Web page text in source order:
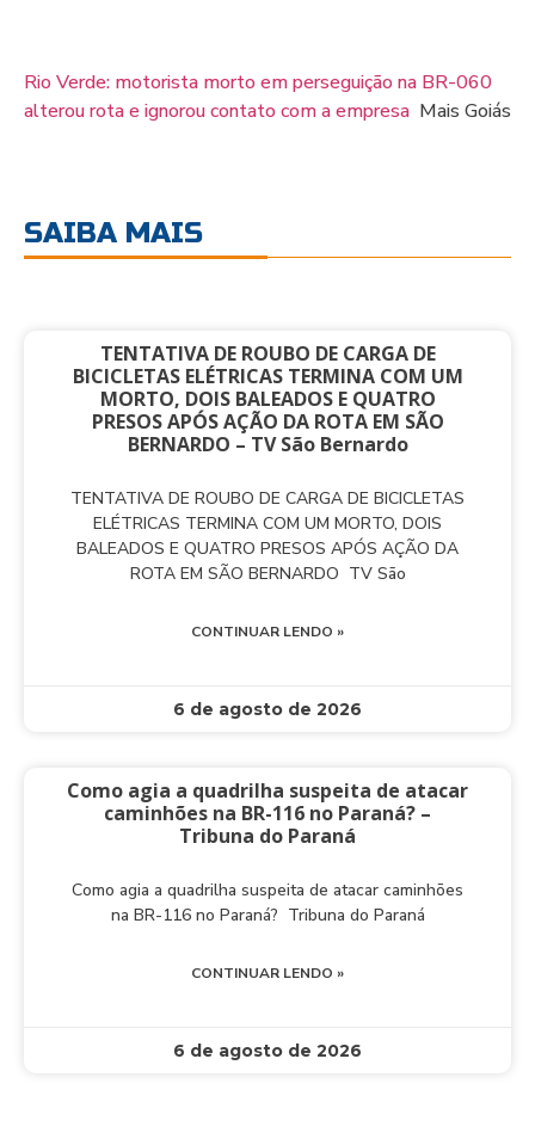
Rio Verde: motorista morto em perseguição na BR-060
alterou rota e ignorou contato com a empresa Mais Goiás
SAIBA MAIS
TENTATIVA DE ROUBO DE CARGA DE
BICICLETAS ELÉTRICAS TERMINA COM UM
MORTO, DOIS BALEADOS E QUATRO
PRESOS APÓS AÇÃO DA ROTA EM SÃO
BERNARDO – TV São Bernardo
TENTATIVA DE ROUBO DE CARGA DE BICICLETAS
ELÉTRICAS TERMINA COM UM MORTO, DOIS
BALEADOS E QUATRO PRESOS APÓS AÇÃO DA
ROTA EM SÃO BERNARDO TV São
CONTINUAR LENDO »
6 de agosto de 2026
Como agia a quadrilha suspeita de atacar
caminhões na BR-116 no Paraná? –
Tribuna do Paraná
Como agia a quadrilha suspeita de atacar caminhões
na BR-116 no Paraná? Tribuna do Paraná
CONTINUAR LENDO »
6 de agosto de 2026